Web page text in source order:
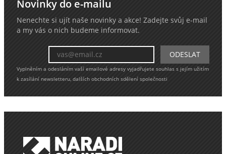
Novinky do e-mailu
Nenechte si ujít naše novinky a akce! Zadejte svůj e-mail
a my vás o nich budeme informovat.
Vyplněním a odesláním vaší emailové adresy vyjadřujete souhlas s jejím užitím
k zasílání newsletteru, dalších obchodních sdělení společnosti